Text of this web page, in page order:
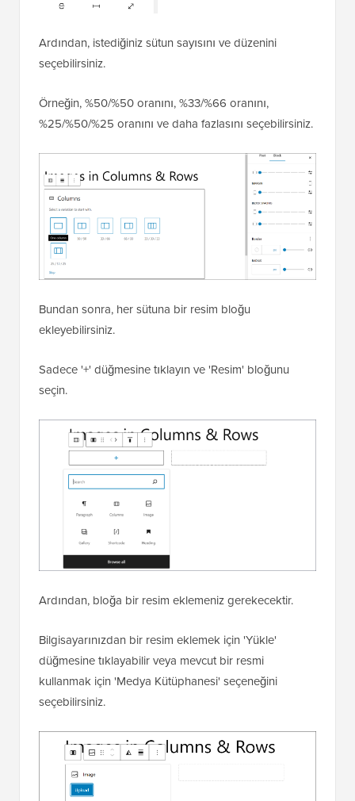
Ardından, istediğiniz sütun sayısını ve düzenini
seçebilirsiniz.
Örneğin, %50/%50 oranını, %33/%66 oranını,
%25/%50/%25 oranını ve daha fazlasını seçebilirsiniz.
Bundan sonra, her sütuna bir resim bloğu
ekleyebilirsiniz.
Sadece '+' düğmesine tıklayın ve 'Resim' bloğunu
seçin.
Ardından, bloğa bir resim eklemeniz gerekecektir.
Bilgisayarınızdan bir resim eklemek için 'Yükle'
düğmesine tıklayabilir veya mevcut bir resmi
kullanmak için 'Medya Kütüphanesi' seçeneğini
seçebilirsiniz.